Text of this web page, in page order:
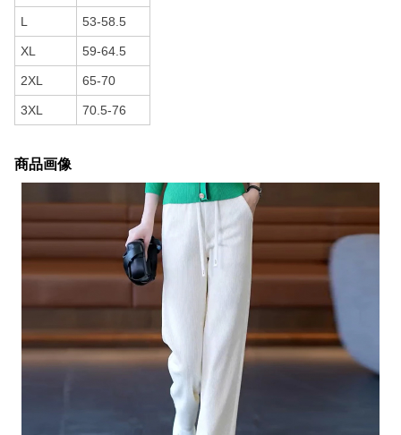
L 53-58.5
XL 59-64.5
2XL 65-70
3XL 70.5-76
商品画像